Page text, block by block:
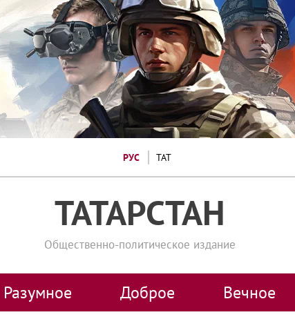
РУС ТАТ
ТАТАРСТАН
Общественно-политическое издание
Разумное Доброе Вечное